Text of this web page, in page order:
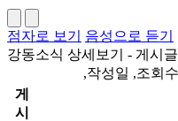
점자로 보기
음성으로 듣기
강동소식 상세보기 - 게시
,작성일 ,조회
게
시